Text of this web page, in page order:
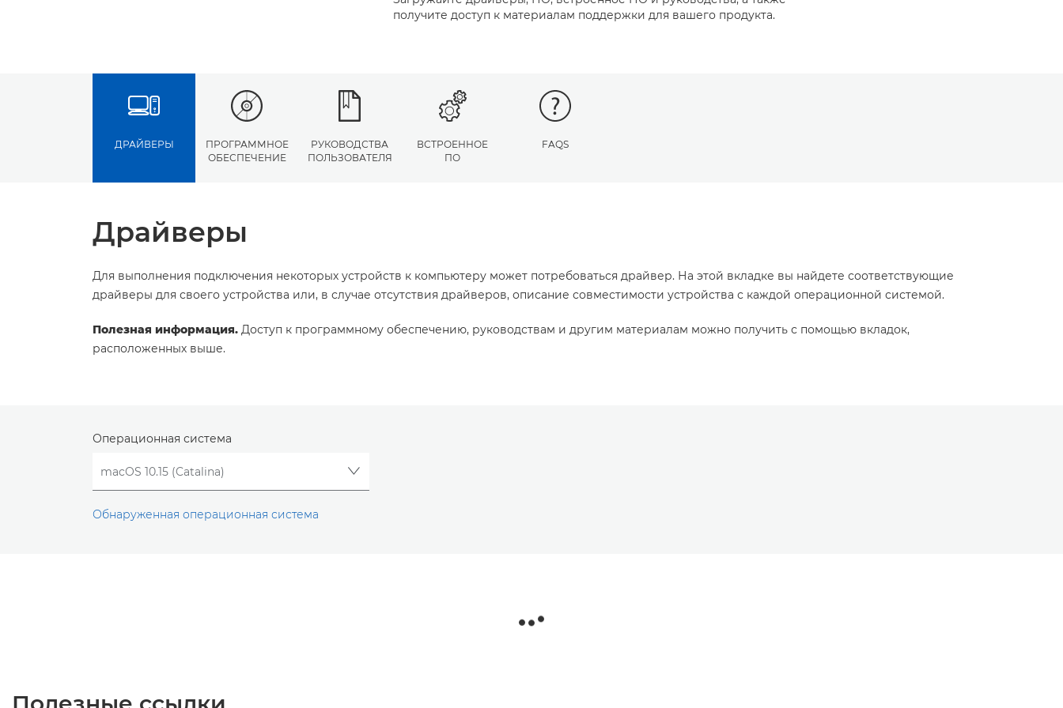
получите доступ к материалам поддержки для вашего продукта.
ДРАЙВЕРЫ
ПРОГРАММНОЕ
ОБЕСПЕЧЕНИЕ
РУКОВОДСТВА
ПОЛЬЗОВАТЕЛЯ
ВСТРОЕННОЕ
ПО
FAQS
Драйверы
Для выполнения подключения некоторых устройств к компьютеру может потребоваться драйвер. На этой вкладке вы найдете соответствующие
драйверы для своего устройства или, в случае отсутствия драйверов, описание совместимости устройства с каждой операционной системой.
Полезная информация. Доступ к программному обеспечению, руководствам и другим материалам можно получить с помощью вкладок,
расположенных выше.
Операционная система
Обнаруженная операционная система